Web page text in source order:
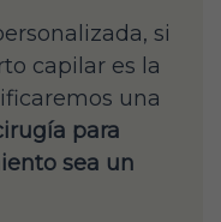
si
capilar es la
una
para
sea un